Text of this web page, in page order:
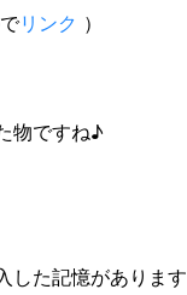
リンク ）
物ですね♪
した記憶があります